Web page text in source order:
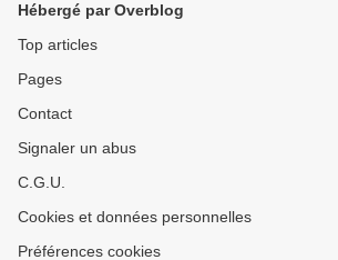
h. 2 liens : 1) amis-
verlaine.net 2)
Hébergé par Overblog
Top articles
Pages
Contact
Signaler un abus
C.G.U.
Cookies et données personnelles
Préférences cookies